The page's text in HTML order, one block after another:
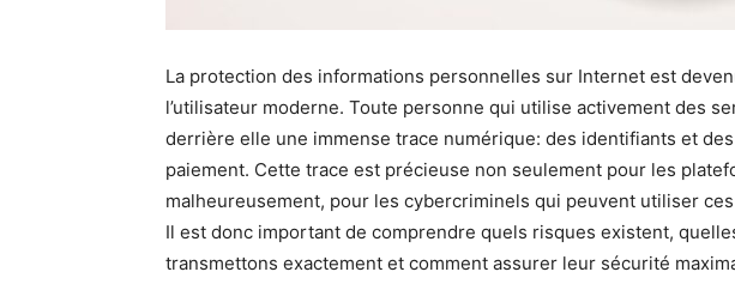
La protection des informations personnelles sur Internet est
l’utilisateur moderne. Toute personne qui utilise activement des
derrière elle une immense trace numérique: des identifiants et
paiement. Cette trace est précieuse non seulement pour les
malheureusement, pour les cybercriminels qui peuvent utiliser
Il est donc important de comprendre quels risques existent,
transmettons exactement et comment assurer leur sécurité